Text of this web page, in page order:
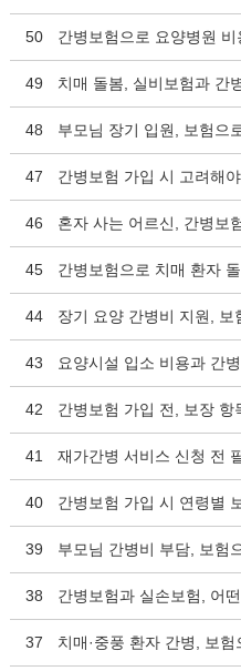
50 간병보험으로 요양병원
49 치매 돌봄, 실비보험과 간
48 부모님 장기 입원, 보험으
47 간병보험 가입 시 고려해
46 혼자 사는 어르신, 간병보
45 간병보험으로 치매 환자
44 장기 요양 간병비 지원, 보
43 요양시설 입소 비용과 간
42 간병보험 가입 전, 보장 항
41 재가간병 서비스 신청 전
40 간병보험 가입 시 연령별
39 부모님 간병비 부담, 보험
38 간병보험과 실손보험, 어
37 치매·중풍 환자 간병, 보